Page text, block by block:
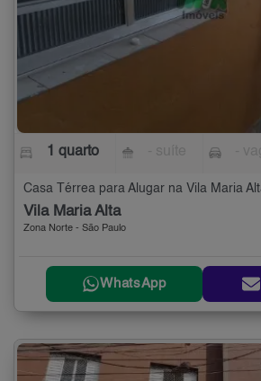
1 quarto
Vila Maria Alta
Zona Norte - São Paulo
WhatsApp